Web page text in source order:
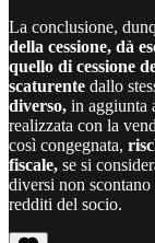
La conclusione,
della cessione, dà
quello di cessione
scaturente dallo
diverso, in aggiunta
realizzata con la
così congegnata,
fiscale, se si
diversi non
redditi del socio.